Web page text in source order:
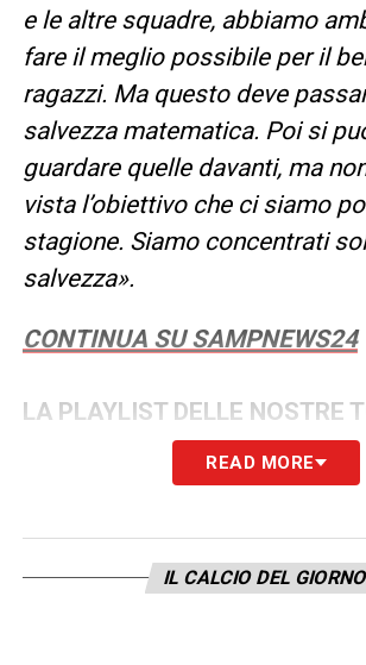
e le altre squadre, abbiamo
fare il meglio possibile per il
ragazzi. Ma questo deve
salvezza matematica. Poi si
guardare quelle davanti, ma
vista l’obiettivo che ci siamo
stagione. Siamo concentrati
salvezza».
CONTINUA SU SAMPNEWS24
LA PLAYLIST DELLE NOSTRE
READ MORE
IL CALCIO DEL GIORNO